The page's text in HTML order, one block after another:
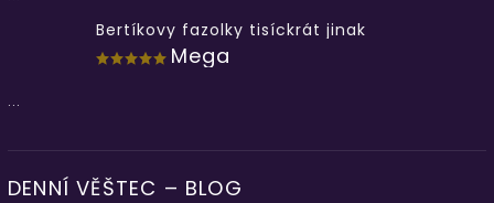
Bertíkovy fazolky tisíckrát jinak
Mega
...
DENNÍ VĚŠTEC – BLOG